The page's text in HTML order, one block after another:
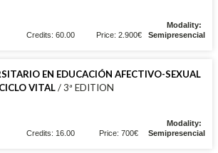
Credits: 60.00 Price: 2.900€
Modality:
Semipresencial
EN EDUCACIÓN AFECTIVO-SEXUAL
VITAL/ 3ª EDITION
Credits: 16.00 Price: 700€
Modality:
Semipresencial